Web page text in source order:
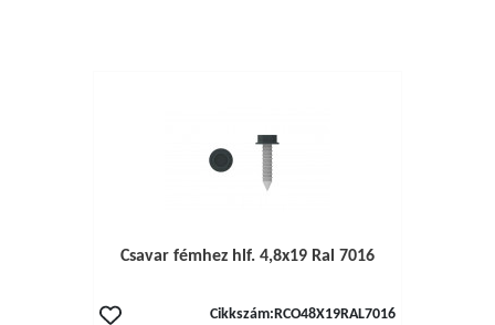
Csavar fémhez hlf. 4,8x19 Ral 7016
Cikkszám: RCO48X19RAL7016